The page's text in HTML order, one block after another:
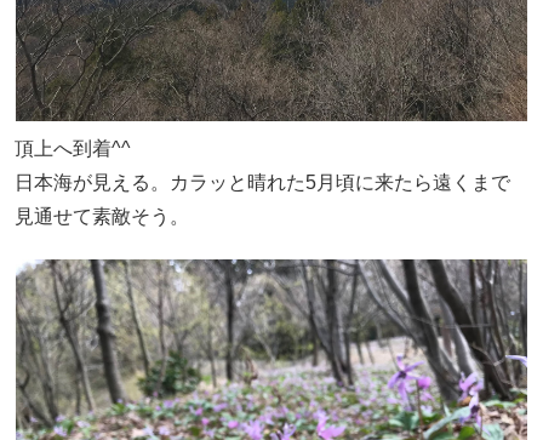
頂上へ到着^^
日本海が見える。カラッと晴れた5月頃に来たら遠くまで
見通せて素敵そう。